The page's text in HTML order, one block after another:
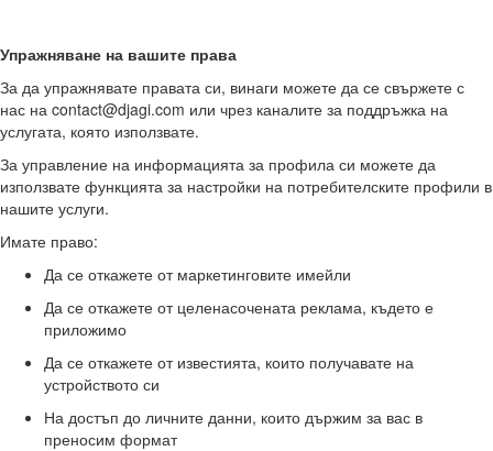
Упражняване на вашите права
За да упражнявате правата си, винаги можете да се свържете с
нас на contact@djagi.com или чрез каналите за поддръжка на
услугата, която използвате.
За управление на информацията за профила си можете да
използвате функцията за настройки на потребителските профили в
нашите услуги.
Имате право:
Да се откажете от маркетинговите имейли
Да се откажете от целенасочената реклама, където е
приложимо
Да се откажете от известията, които получавате на
устройството си
На достъп до личните данни, които държим за вас в
преносим формат